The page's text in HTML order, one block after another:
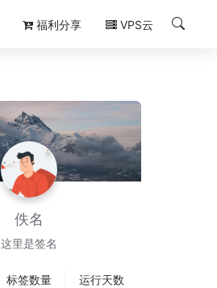
福利分享 VPS云
佚名
这里是签名
标签数量
运行天数